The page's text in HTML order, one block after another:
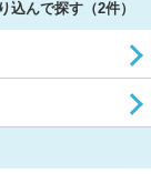
込んで探す（2件）